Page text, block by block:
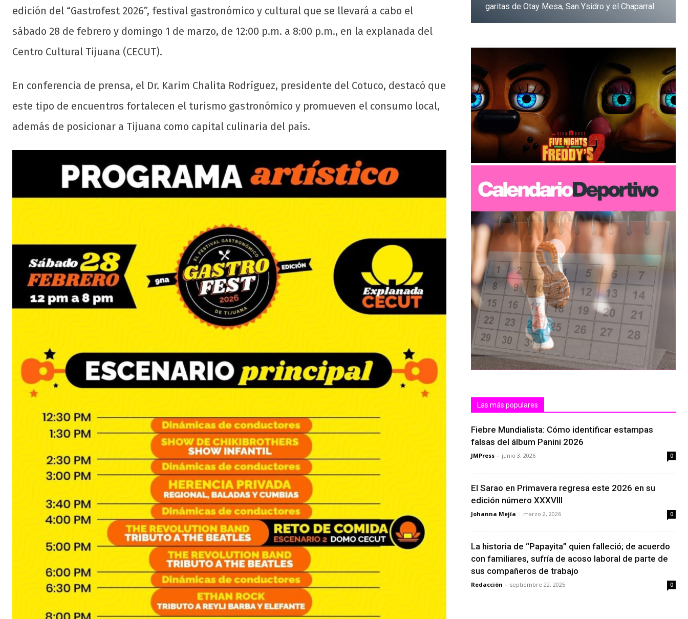
edición del “Gastrofest 2026”, festival gastronómico y cultural que se llevará a cabo el
sábado 28 de febrero y domingo 1 de marzo, de 12:00 p.m. a 8:00 p.m., en la explanada del
Centro Cultural Tijuana (CECUT).
En conferencia de prensa, el Dr. Karim Chalita Rodríguez, presidente del Cotuco, destacó que
este tipo de encuentros fortalecen el turismo gastronómico y promueven el consumo local,
además de posicionar a Tijuana como capital culinaria del país.
garitas de Otay Mesa, San Ysidro y el Chaparral
Dale clic
Las más populares
Fiebre Mundialista: Cómo identificar estampas
falsas del álbum Panini 2026
JMPress - junio 3, 2026 0
El Sarao en Primavera regresa este 2026 en su
edición número XXXVIII
Johanna Mejía - marzo 2, 2026 0
La historia de “Papayita” quien falleció; de acuerdo
con familiares, sufría de acoso laboral de parte de
sus compañeros de trabajo
Redacción - septiembre 22, 2025 0